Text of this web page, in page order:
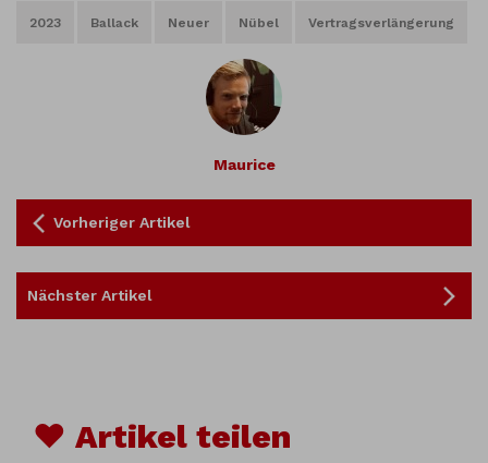
2023 Ballack Neuer Nübel Vertragsverlängerung
Maurice
Vorheriger Artikel
Nächster Artikel
♥ Artikel teilen